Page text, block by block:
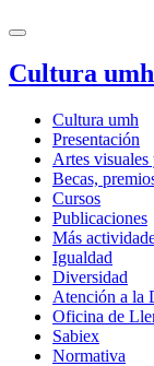
Cultura umh
Cultura umh
Presentación
Artes visuales
Becas,
Cursos
Publicaciones
Más
Igualdad
Diversidad
Atención a la
Oficina de
Sabiex
Normativa